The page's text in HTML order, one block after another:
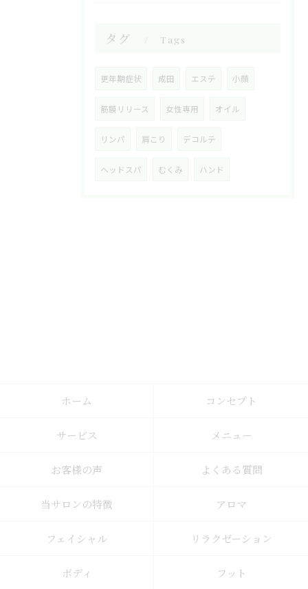
タグ Tags
更年期症状 成田 エステ 小顔
筋膜リリース 女性専用 オイル
リンパ 肩こり デコルテ
ヘッドスパ むくみ ハンド
ホーム コンセプト
サービス メニュー
お客様の声 よくある質問
当サロンの特徴 アロマ
フェイシャル リラクゼーション
ボディ フット